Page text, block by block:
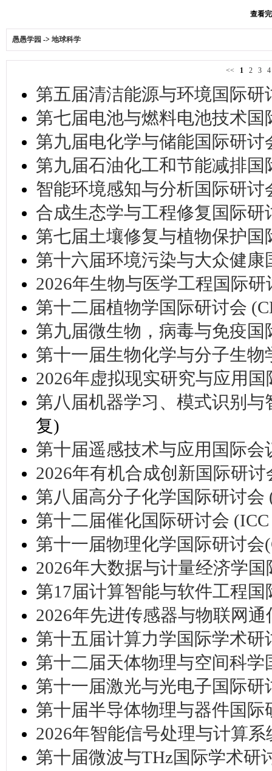
查看
愚愚学园 -> 地球科学
<< 1 2 3 4
第五届清洁能源与环境国际研
第七届电池与燃料电池技术国
第九届电化学与储能国际研讨
第九届石油化工和节能减排国
智能环境感知与分析国际研讨
合成生态学与工程修复国际研
第七届土壤修复与植物保护国
第十六届环境污染与大众健康
2026年生物与医学工程国际研
第十二届植物学国际研讨会
第九届微生物，病毒与免疫国
第十一届生物化学与分子生
2026年虚拟现实研究与应用
第八届机器学习、模式识别与
复)
第十届遥感技术与应用国际会
2026年有机合成创新国际研讨
第八届高分子化学国际研讨会
第十二届催化国际研讨会 (ICC
第十一届物理化学国际研讨会
2026年大数据与计量经济学
第17届计算智能与软件工程国
2026年先进传感器与物联网
第十五届计算力学国际学术研
第十二届天体物理与空间科学
第十一届激光与光电子国际研
第十届半导体物理与器件国际
2026年智能信号处理与计算系
第十届微波与THz国际学术研